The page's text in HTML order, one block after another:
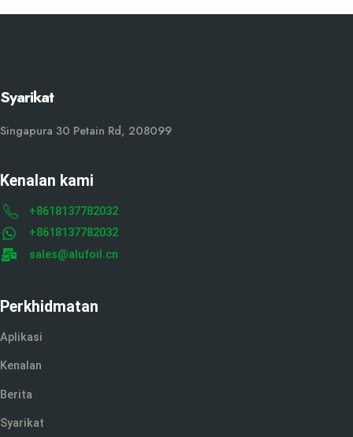
Syarikat
Singapura 30 Petain Rd, 208099
Kenalan kami
+8618137782032
+8618137782032
sales@alufoil.cn
Perkhidmatan
Aplikasi
Kenalan
Berita
Syarikat